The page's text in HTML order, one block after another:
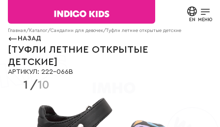
EN МЕНЮ
КАТАЛОГ
О БРЕНДЕ
СТАТЬИ
сообщения
Согласие на
обработку
персональных
данных.
Политика
конфиденциальности
все
заполнению
СВЯЗАТЬСЯ С НАМИ
222-066B
Главная / Каталог/Сандалии для девочек/Туфли летние открытые детские
НАЗАД
ТУФЛИ ЛЕТНИЕ ОТКРЫТЫЕ
ДЕТСКИЕ
АРТИКУЛ : 222-066B
1 /10